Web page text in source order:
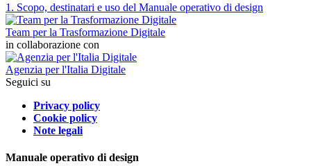
1. Scopo, destinatari e uso del Manuale operativo di design
Team per la Trasformazione Digitale
in collaborazione con
Agenzia per l'Italia Digitale
Seguici su
Privacy policy
Cookie policy
Note legali
Manuale operativo di design